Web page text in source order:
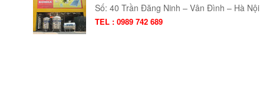
Số: 40 Trần Đăng Ninh – Vân Đình – Hà Nội
TEL : 0989 742 689